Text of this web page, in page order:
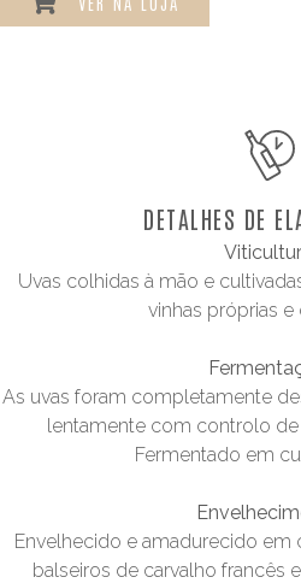
DETALHES DE
Uvas colhidas à mão e
vinhas próprias e
As uvas foram completamente
lentamente com controlo de
Fermentado em
Envelhecido e amadurecido em
balseiros de carvalho francês